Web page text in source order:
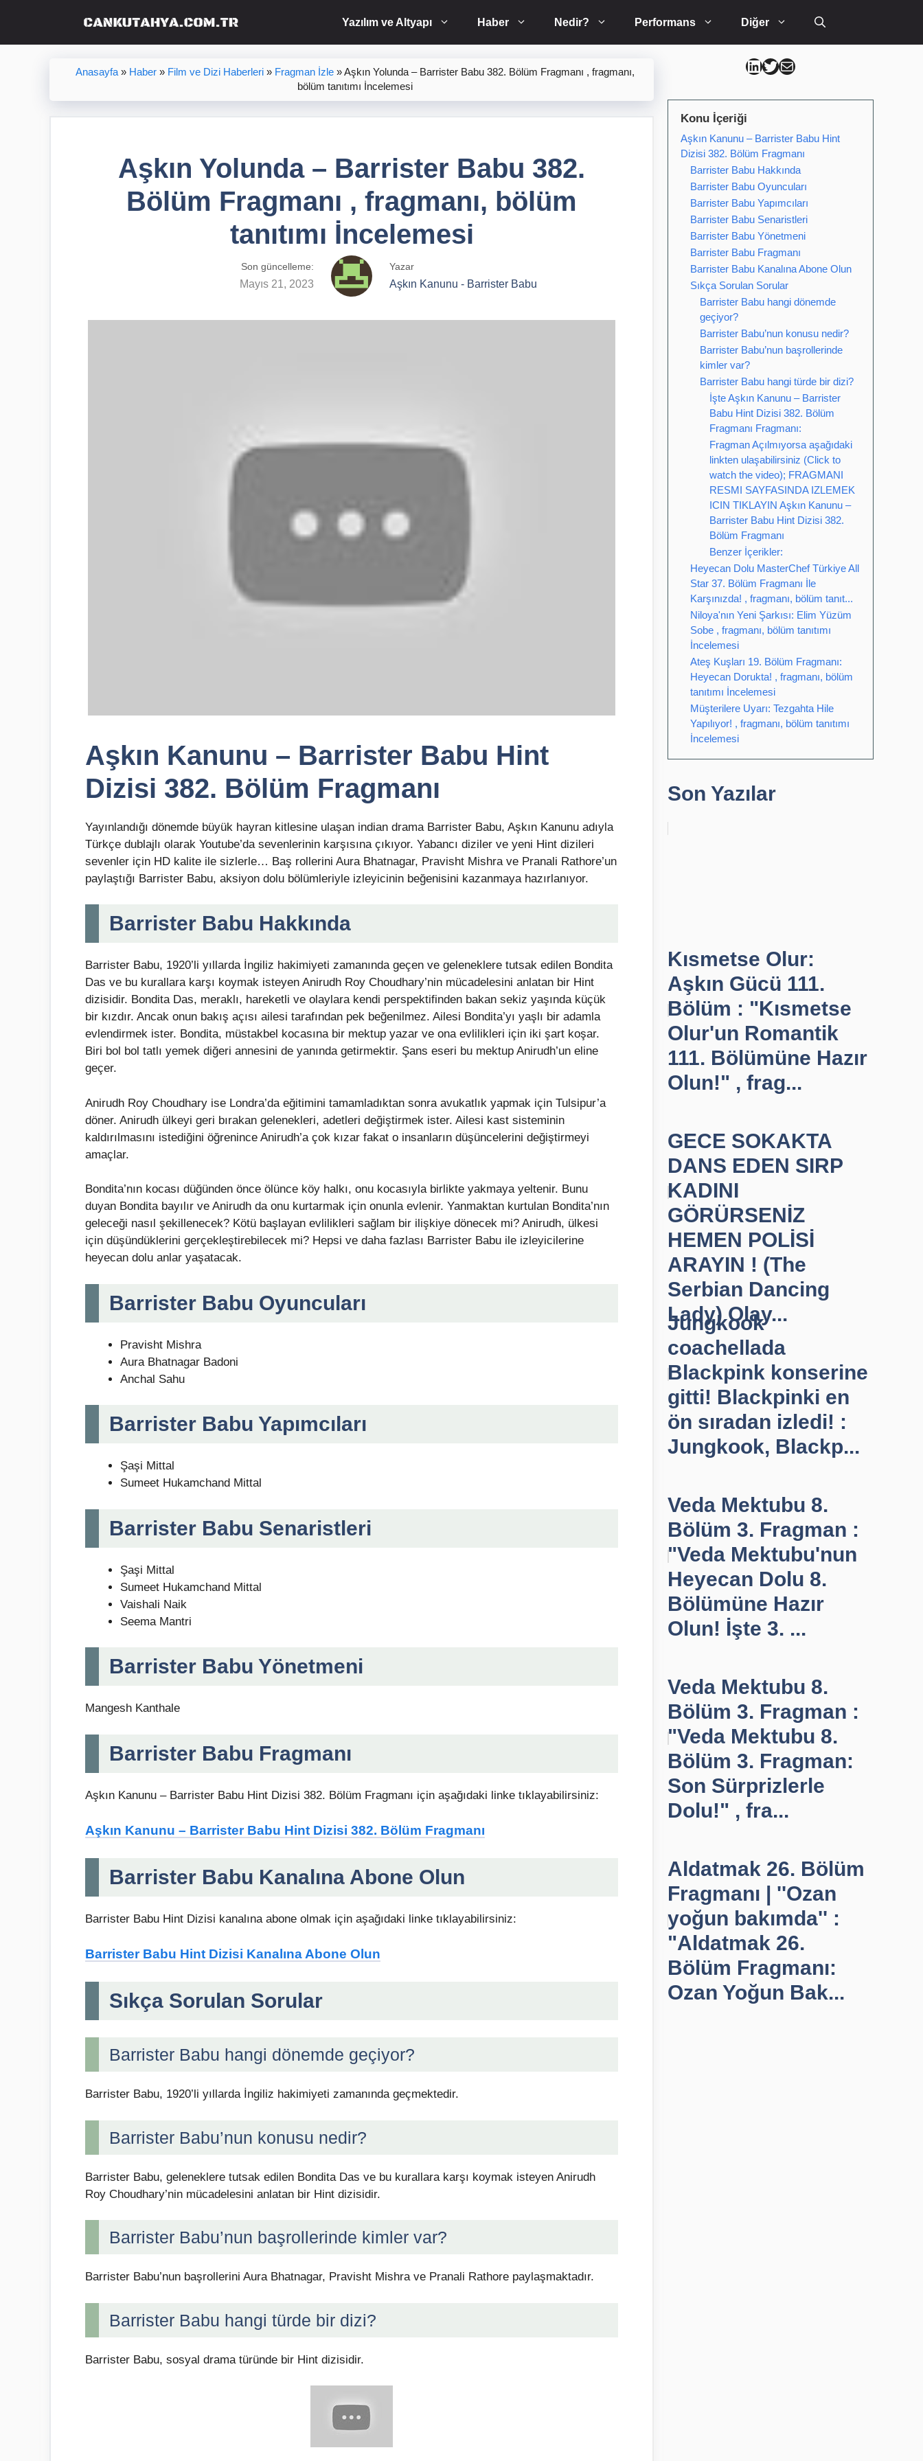
Yazılım ve Altyapı Haber Nedir? Performans Diğer
Anasayfa » Haber » Film ve Dizi Haberleri » Fragman İzle »Aşkın Yolunda – Barrister Babu 382. Bölüm Fragmanı , fragmanı,
bölüm tanıtımı İncelemesi
Aşkın Yolunda – Barrister Babu 382.
Bölüm Fragmanı , fragmanı, bölüm
tanıtımı İncelemesi
Son güncelleme:
Mayıs 21, 2023
Yazar
Aşkın Kanunu - Barrister Babu
Aşkın Kanunu – Barrister Babu Hint
Dizisi 382. Bölüm Fragmanı
Yayınlandığı dönemde büyük hayran kitlesine ulaşan indian drama Barrister Babu, Aşkın Kanunu adıyla
Türkçe dublajlı olarak Youtube’da sevenlerinin karşısına çıkıyor. Yabancı diziler ve yeni Hint dizileri
sevenler için HD kalite ile sizlerle… Baş rollerini Aura Bhatnagar, Pravisht Mishra ve Pranali Rathore’un
paylaştığı Barrister Babu, aksiyon dolu bölümleriyle izleyicinin beğenisini kazanmaya hazırlanıyor.
Barrister Babu Hakkında
Barrister Babu, 1920’li yıllarda İngiliz hakimiyeti zamanında geçen ve geleneklere tutsak edilen Bondita
Das ve bu kurallara karşı koymak isteyen Anirudh Roy Choudhary’nin mücadelesini anlatan bir Hint
dizisidir. Bondita Das, meraklı, hareketli ve olaylara kendi perspektifinden bakan sekiz yaşında küçük
bir kızdır. Ancak onun bakış açısı ailesi tarafından pek beğenilmez. Ailesi Bondita’yı yaşlı bir adamla
evlendirmek ister. Bondita, müstakbel kocasına bir mektup yazar ve ona evlilikleri için iki şart koşar.
Biri bol bol tatlı yemek diğeri annesini de yanında getirmektir. Şans eseri bu mektup Anirudh’un eline
geçer.
Anirudh Roy Choudhary ise Londra’da eğitimini tamamladıktan sonra avukatlık yapmak için Tulsipur’a
döner. Anirudh ülkeyi geri bırakan gelenekleri, adetleri değiştirmek ister. Ailesi kast sisteminin
kaldırılmasını istediğini öğrenince Anirudh’a çok kızar fakat o insanların düşüncelerini değiştirmeyi
amaçlar.
Bondita’nın kocası düğünden önce ölünce köy halkı, onu kocasıyla birlikte yakmaya yeltenir. Bunu
duyan Bondita bayılır ve Anirudh da onu kurtarmak için onunla evlenir. Yanmaktan kurtulan Bondita’nın
geleceği nasıl şekillenecek? Kötü başlayan evlilikleri sağlam bir ilişkiye dönecek mi? Anirudh, ülkesi
için düşündüklerini gerçekleştirebilecek mi? Hepsi ve daha fazlası Barrister Babu ile izleyicilerine
heyecan dolu anlar yaşatacak.
Barrister Babu Oyuncuları
Pravisht Mishra
Aura Bhatnagar Badoni
Anchal Sahu
Barrister Babu Yapımcıları
Şaşi Mittal
Sumeet Hukamchand Mittal
Barrister Babu Senaristleri
Şaşi Mittal
Sumeet Hukamchand Mittal
Vaishali Naik
Seema Mantri
Barrister Babu Yönetmeni
Mangesh Kanthale
Barrister Babu Fragmanı
Aşkın Kanunu – Barrister Babu Hint Dizisi 382. Bölüm Fragmanı için aşağıdaki linke tıklayabilirsiniz:
Aşkın Kanunu – Barrister Babu Hint Dizisi 382. Bölüm Fragmanı
Barrister Babu Kanalına Abone Olun
Barrister Babu Hint Dizisi kanalına abone olmak için aşağıdaki linke tıklayabilirsiniz:
Barrister Babu Hint Dizisi Kanalına Abone Olun
Sıkça Sorulan Sorular
Barrister Babu hangi dönemde geçiyor?
Barrister Babu, 1920’li yıllarda İngiliz hakimiyeti zamanında geçmektedir.
Barrister Babu’nun konusu nedir?
Barrister Babu, geleneklere tutsak edilen Bondita Das ve bu kurallara karşı koymak isteyen Anirudh
Roy Choudhary’nin mücadelesini anlatan bir Hint dizisidir.
Barrister Babu’nun başrollerinde kimler var?
Barrister Babu’nun başrollerini Aura Bhatnagar, Pravisht Mishra ve Pranali Rathore paylaşmaktadır.
Barrister Babu hangi türde bir dizi?
Barrister Babu, sosyal drama türünde bir Hint dizisidir.
Can Kütahya Linkedin
Can Kütahya Twitter
Can Kütahya Mail
Konu İçeriği
Aşkın Kanunu – Barrister Babu Hint
Dizisi 382. Bölüm Fragmanı
Barrister Babu Hakkında
Barrister Babu Oyuncuları
Barrister Babu Yapımcıları
Barrister Babu Senaristleri
Barrister Babu Yönetmeni
Barrister Babu Fragmanı
Barrister Babu Kanalına Abone Olun
Sıkça Sorulan Sorular
Barrister Babu hangi dönemde
geçiyor?
Barrister Babu’nun konusu nedir?
Barrister Babu’nun başrollerinde
kimler var?
Barrister Babu hangi türde bir dizi?
İşte Aşkın Kanunu – Barrister
Babu Hint Dizisi 382. Bölüm
Fragmanı Fragmanı:
Fragman Açılmıyorsa aşağıdaki
linkten ulaşabilirsiniz (Click to
watch the video); FRAGMANI
RESMI SAYFASINDA IZLEMEK
ICIN TIKLAYIN Aşkın Kanunu –
Barrister Babu Hint Dizisi 382.
Bölüm Fragmanı
Benzer İçerikler:
Heyecan Dolu MasterChef Türkiye All
Star 37. Bölüm Fragmanı İle
Karşınızda! , fragmanı, bölüm tanıt...
Niloya'nın Yeni Şarkısı: Elim Yüzüm
Sobe , fragmanı, bölüm tanıtımı
İncelemesi
Ateş Kuşları 19. Bölüm Fragmanı:
Heyecan Dorukta! , fragmanı, bölüm
tanıtımı İncelemesi
Müşterilere Uyarı: Tezgahta Hile
Yapılıyor! , fragmanı, bölüm tanıtımı
İncelemesi
Son Yazılar
Kısmetse Olur:
Aşkın Gücü 111.
Bölüm : "Kısmetse
Olur'un Romantik
111. Bölümüne Hazır
Olun!" , frag...
GECE SOKAKTA
DANS EDEN SIRP
KADINI
GÖRÜRSENİZ
HEMEN POLİSİ
ARAYIN ! (The
Serbian Dancing
Lady) Olay...
Jungkook
coachellada
Blackpink konserine
gitti! Blackpinki en
ön sıradan izledi! :
Jungkook, Blackp...
Veda Mektubu 8.
Bölüm 3. Fragman :
"Veda Mektubu'nun
Heyecan Dolu 8.
Bölümüne Hazır
Olun! İşte 3. ...
Veda Mektubu 8.
Bölüm 3. Fragman :
"Veda Mektubu 8.
Bölüm 3. Fragman:
Son Sürprizlerle
Dolu!" , fra...
Aldatmak 26. Bölüm
Fragmanı | ''Ozan
yoğun bakımda'' :
"Aldatmak 26.
Bölüm Fragmanı:
Ozan Yoğun Bak...